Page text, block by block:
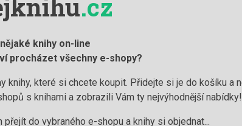
.cz
knihy on-line
procházet všechny e-shopy?
knihy, které si chcete koupit. Přidejte si je do košíku a
s knihami a zobrazili Vám ty nejvýhodnější nabídky!
přejít do vybraného e-shopu a knihy si objednat...